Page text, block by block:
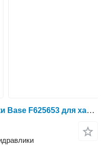
Другая запчасть гидравлики Base F625653 для харвестера John Deere 770D